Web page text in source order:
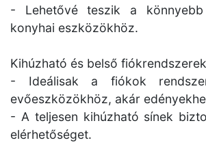
- Lehetővé teszik a
konyhai eszközökhöz.
Kihúzható és belső fiókrendszerek
- Ideálisak a fiókok
evőeszközökhöz, akár
- A teljesen kihúzható sínek
elérhetőséget.